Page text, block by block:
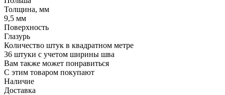
Толщина, мм
9,5 мм
Поверхность
Глазурь
Количество штук в квадратном метре
36 штуки с учетом ширины шва
Вам также может понравиться
С этим товаром покупают
Наличие
Доставка